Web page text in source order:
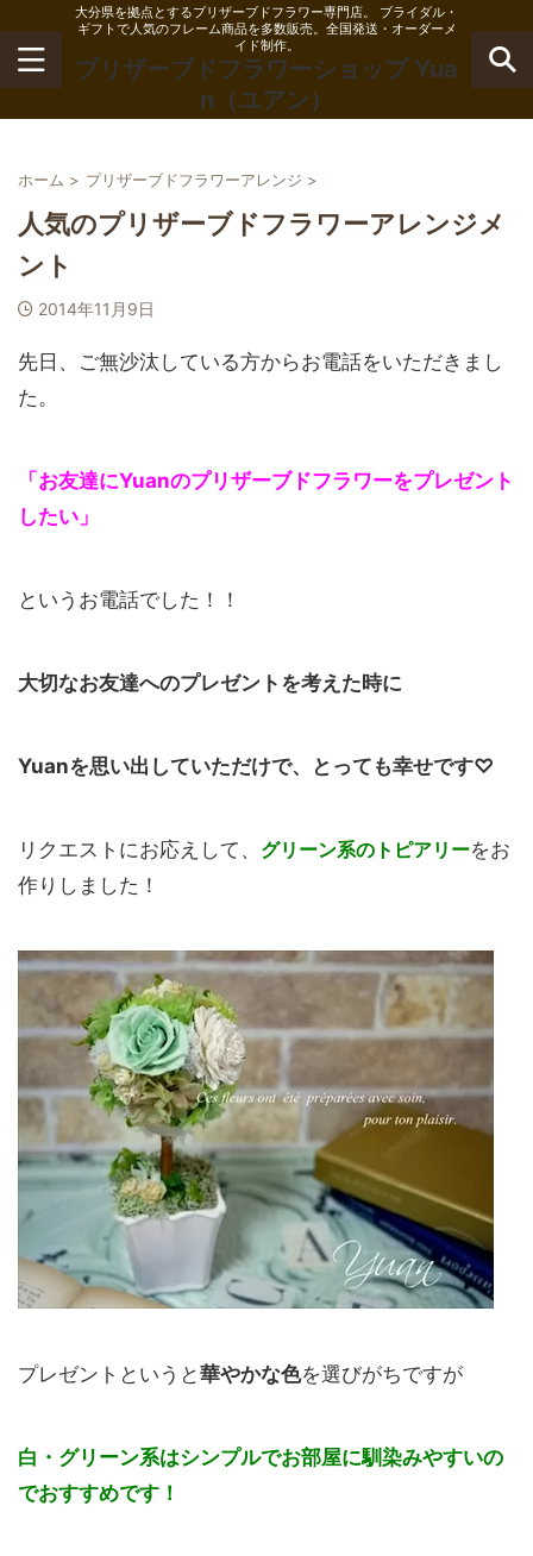
大分県を拠点とするプリザーブドフラワー専門店。 ブライダル・
ギフトで人気のフレーム商品を多数販売。全国発送・オーダーメ
イド制作。
プリザーブドフラワーショップ Yua
n（ユアン）
ホーム > プリザーブドフラワーアレンジ >
人気のプリザーブドフラワーアレンジメ
ント
2014年11月9日
先日、ご無沙汰している方からお電話をいただきまし
た。
「お友達にYuanのプリザーブドフラワーをプレゼント
したい」
というお電話でした！！
大切なお友達へのプレゼントを考えた時に
Yuanを思い出していただけで、とっても幸せです♡
リクエストにお応えして、 グリーン系のトピアリーをお
作りしました！
プレゼントというと華やかな色を選びがちですが
白・グリーン系はシンプルでお部屋に馴染みやすいの
でおすすめです！